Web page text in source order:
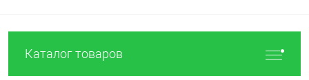
Каталог товаров